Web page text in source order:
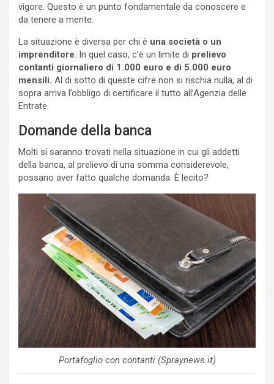
vigore. Questo è un punto fondamentale da conoscere e
da tenere a mente.
La situazione è diversa per chi è una società o un
imprenditore. In quel caso, c’è un limite di prelievo
contanti giornaliero di 1.000 euro e di 5.000 euro
mensili. Al di sotto di queste cifre non si rischia nulla, al di
sopra arriva l’obbligo di certificare il tutto all’Agenzia delle
Entrate.
Domande della banca
Molti si saranno trovati nella situazione in cui gli addetti
della banca, al prelievo di una somma considerevole,
possano aver fatto qualche domanda. È lecito?
Portafoglio con contanti (Spraynews.it)